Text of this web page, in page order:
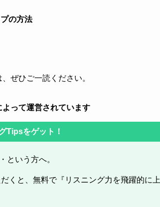
の方法
ぜひご一読ください。
って運営されています
Tipsをゲット！
という方へ。
くと、無料で『リスニング力を飛躍的に上